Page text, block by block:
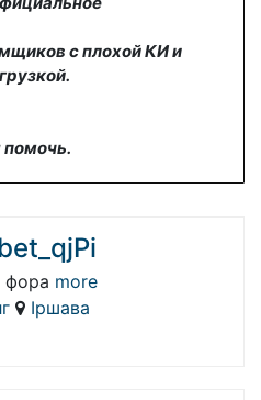
с плохой КИ и
помочь.
фора more
Іршава